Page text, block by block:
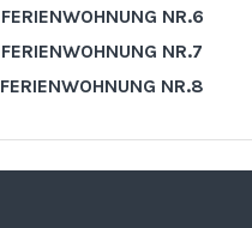
FERIENWOHNUNG NR.6
FERIENWOHNUNG NR.7
FERIENWOHNUNG NR.8